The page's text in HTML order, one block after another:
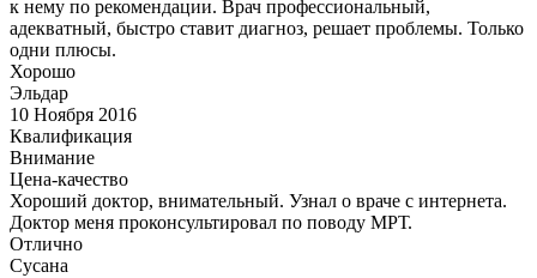
к нему по рекомендации. Врач профессиональный,
адекватный, быстро ставит диагноз, решает проблемы. Только
одни плюсы.
Хорошо
Эльдар
10 Ноября 2016
Квалификация
Внимание
Цена-качество
Хороший доктор, внимательный. Узнал о враче с интернета.
Доктор меня проконсультировал по поводу МРТ.
Отлично
Сусана